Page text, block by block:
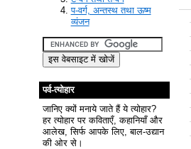
प-वर्ग, अन्तस्थ तथा ऊष्म
व्यंजन
पर्व-त्योहार
जानिए क्यों मनाये जाते हैं ये त्योहार?
हर त्योहार पर कविताएँ, कहानियाँ और
आलेख, सिर्फ आपके लिए, बाल-उद्यान
की ओर से।